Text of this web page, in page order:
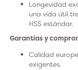
Longevidad
una vida útil
HSS estándar.
Garantías y
Calidad
exigentes.